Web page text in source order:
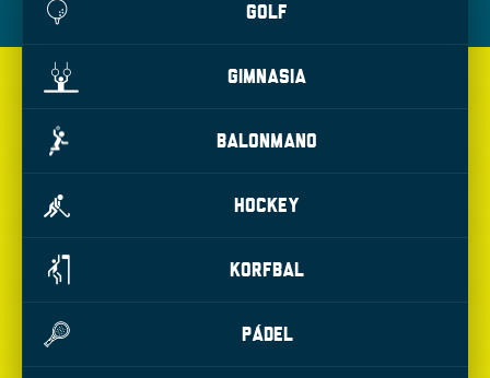
GOLF
GIMNASIA
BALONMANO
HOCKEY
KORFBAL
PÁDEL